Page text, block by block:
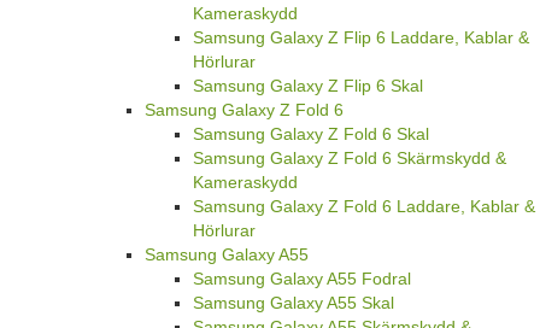
Kameraskydd
Samsung Galaxy Z Flip 6 Laddare, Kablar &
Hörlurar
Samsung Galaxy Z Flip 6 Skal
Samsung Galaxy Z Fold 6
Samsung Galaxy Z Fold 6 Skal
Samsung Galaxy Z Fold 6 Skärmskydd &
Kameraskydd
Samsung Galaxy Z Fold 6 Laddare, Kablar &
Hörlurar
Samsung Galaxy A55
Samsung Galaxy A55 Fodral
Samsung Galaxy A55 Skal